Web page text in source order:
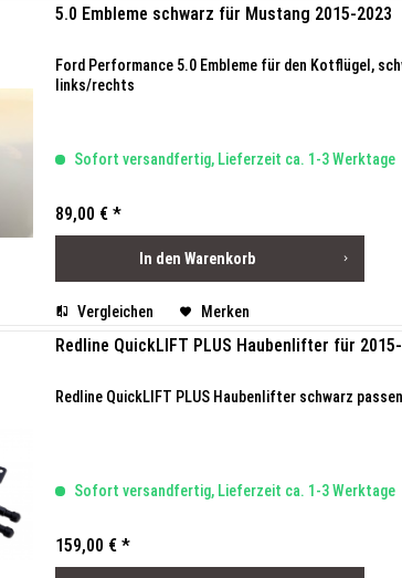
5.0 Embleme schwarz für Mustang 2015-2023
Ford Performance 5.0 Embleme für den Kotflügel,
links/rechts
Sofort versandfertig, Lieferzeit ca. 1-3 Werktage
89,00 € *
In den Warenkorb
Vergleichen Merken
Redline QuickLIFT PLUS Haubenlifter für
Redline QuickLIFT PLUS Haubenlifter schwarz
Sofort versandfertig, Lieferzeit ca. 1-3 Werktage
159,00 € *